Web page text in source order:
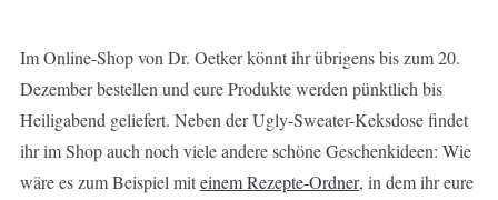
Im Online-Shop von Dr. Oetker könnt ihr übrigens bis zum 20.
Dezember bestellen und eure Produkte werden pünktlich bis
Heiligabend geliefert. Neben der Ugly-Sweater-Keksdose findet
ihr im Shop auch noch viele andere schöne Geschenkideen: Wie
wäre es zum Beispiel miteinem Rezepte-Ordner, in dem ihr eure